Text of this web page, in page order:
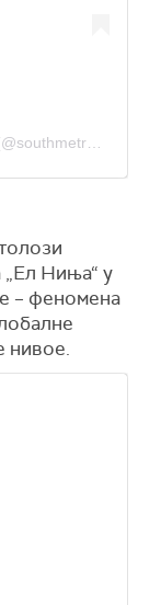
„Ел Ниња“ у
– феномена
нивое.